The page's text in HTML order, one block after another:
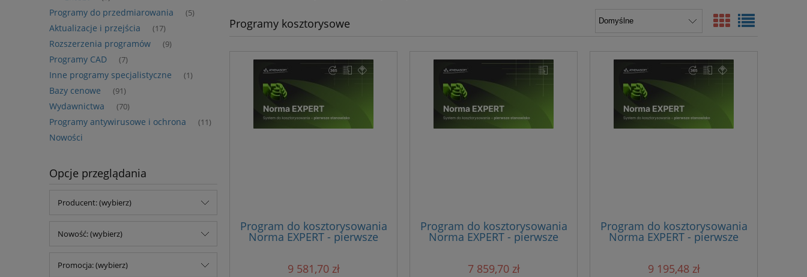
Programy do przedmiarowania (5)
Aktualizacje i przejścia (17)
Rozszerzenia programów (9)
Programy CAD (7)
Inne programy specjalistyczne (1)
Bazy cenowe (91)
Wydawnictwa (70)
Programy antywirusowe i ochrona (11)
Nowości
Opcje przeglądania
Producent: (wybierz)
Nowość: (wybierz)
Promocja: (wybierz)
Programy kosztorysowe
Program do kosztorysowania
Norma EXPERT - pierwsze
stanowisko z roczną
9 581,70 zł
Program do kosztorysowania
Norma EXPERT - pierwsze
stanowisko
7 859,70 zł
Program do kosztorysowania
Norma EXPERT - pierwsze
stanowisko z roczną
9 195,48 zł